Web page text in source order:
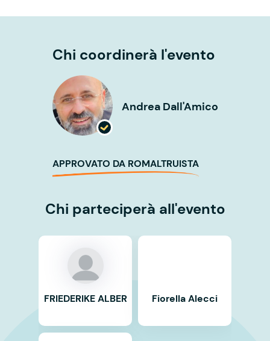
Chi coordinerà l'evento
Andrea Dall'Amico
APPROVATO DA ROMALTRUISTA
Chi parteciperà all'evento
FRIEDERIKE ALBER Fiorella Alecci